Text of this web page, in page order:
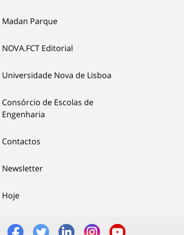
Madan Parque
NOVA.FCT Editorial
Universidade Nova de Lisboa
Consórcio de Escolas de
Engenharia
Contactos
Newsletter
Hoje